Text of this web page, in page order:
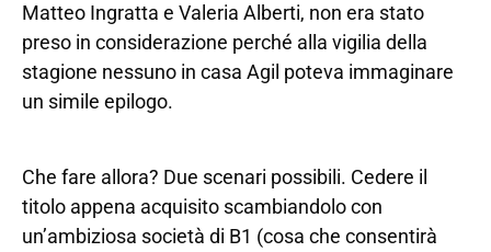
Matteo Ingratta e Valeria Alberti, non era stato
preso in considerazione perché alla vigilia della
stagione nessuno in casa Agil poteva immaginare
un simile epilogo.
Che fare allora? Due scenari possibili. Cedere il
titolo appena acquisito scambiandolo con
un’ambiziosa società di B1 (cosa che consentirà